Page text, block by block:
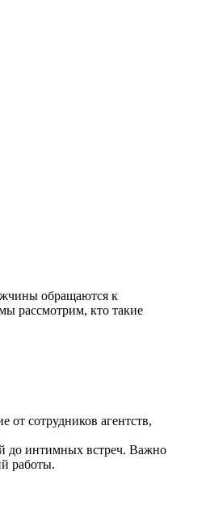
обращаются к
рассмотрим, кто такие
сотрудников агентств,
до интимных встреч. Важно
работы.